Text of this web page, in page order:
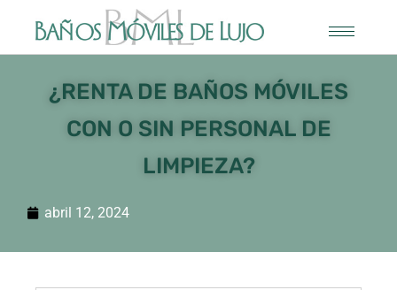
¿RENTA DE BAÑOS MÓVILES
CON O SIN PERSONAL DE
LIMPIEZA?
abril 12, 2024